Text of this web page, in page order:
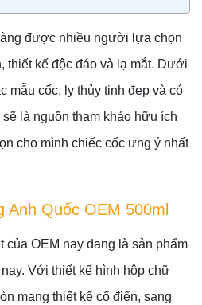
được nhiều người lựa chọn
thiết kế độc đáo và lạ mắt. Dưới
mẫu cốc, ly thủy tinh đẹp và có
là nguồn tham khảo hữu ích
cho mình chiếc cốc ưng ý nhất
Anh Quốc OEM 500ml
của OEM nay đang là sản phẩm
Với thiết kế hình hộp chữ
mang thiết kế cổ điển, sang